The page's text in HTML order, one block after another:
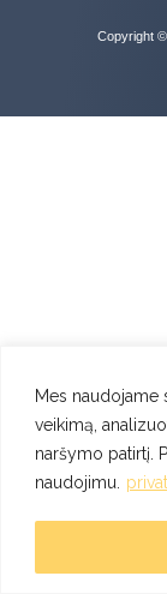
Mes naudojame
veikimą,
naršymo patirtį.
naudojimu.
Copyright